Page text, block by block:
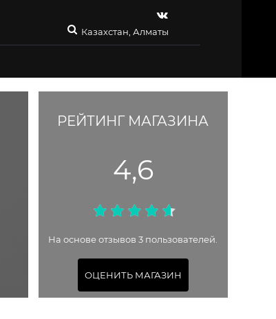
Казахстан, Алматы
РЕЙТИНГ МАГАЗИНА
4,6
На основе отзывов 3 пользователей.
ОЦЕНИТЬ МАГАЗИН